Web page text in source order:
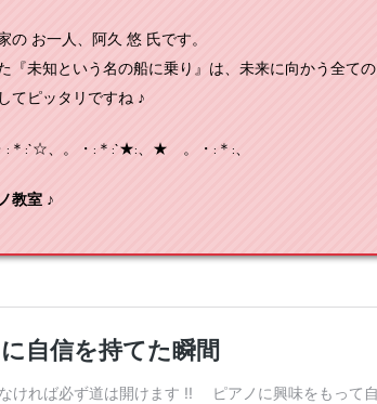
お一人、阿久 悠 氏です。
『未知という名の船に乗り』は、未来に向かう全ての
てピッタリですね ♪
、。・:＊:`★:、★ 。・:＊:、
教室 ♪